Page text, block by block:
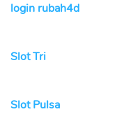
login rubah4d
Slot Tri
Slot Pulsa